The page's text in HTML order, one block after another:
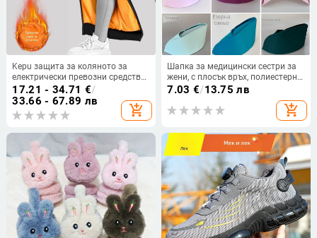
Kepu защита за коляното за
електрически превозни средства
– ветроустойчива зимна защита
за каране на мотоциклет и
електрически скутер, за
възрастни, модел KP-HJRHX-040
17.21 - 34.71 €/
33.66 - 67.89 лв
add_shopping_cart
Шапка за медицински сестри за
жени, с плосък връх, полиестерно-
памучна смес, едноцветен
7.03 €/13.75 лв
add_shopping_cart